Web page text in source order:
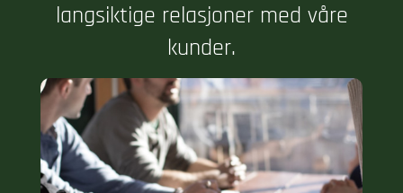
langsiktige relasjoner med våre
kunder.